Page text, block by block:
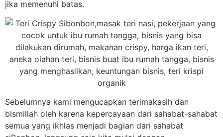
jika memenuhi batas.
Sebelumnya kami mengucapkan terimakasih dan
bismillah oleh karena kepercayaan dari sahabat-sahabat
semua yang ikhlas menjadi bagian dari sahabat